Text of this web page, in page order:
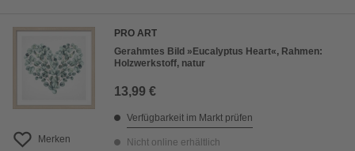
Merken
PRO ART
Gerahmtes Bild »Eucalyptus Heart«, Rahmen:
Holzwerkstoff, natur
13,99 €
Verfügbarkeit im Markt prüfen
Nicht online erhältlich